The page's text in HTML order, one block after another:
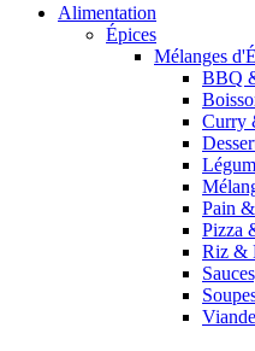
Alimentation
Épices
Mélanges
BBQ
Curry
Pain
Pizza
Riz &